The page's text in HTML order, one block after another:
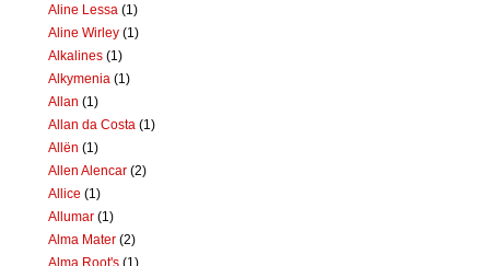
Aline Lessa (1)
Aline Wirley (1)
Alkalines (1)
Alkymenia (1)
Allan (1)
Allan da Costa (1)
Allën (1)
Allen Alencar (2)
Allice (1)
Allumar (1)
Alma Mater (2)
Alma Root's (1)